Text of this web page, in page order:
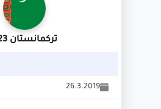
تركمانستان U23
26.3.2019